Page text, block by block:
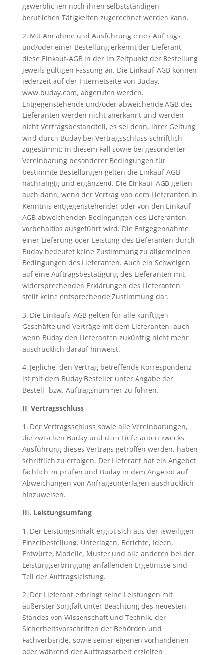
gewerblichen noch ihren selbstständigen
beruflichen Tätigkeiten zugerechnet werden kann.
2. Mit Annahme und Ausführung eines Auftrags
und/oder einer Bestellung erkennt der Lieferant
diese Einkauf-AGB in der im Zeitpunkt der Bestellung
jeweils gültigen Fassung an. Die Einkauf-AGB können
jederzeit auf der Internetseite von Buday,
www.buday.com, abgerufen werden.
Entgegenstehende und/oder abweichende AGB des
Lieferanten werden nicht anerkannt und werden
nicht Vertragsbestandteil, es sei denn, ihrer Geltung
wird durch Buday bei Vertragsschluss schriftlich
zugestimmt; in diesem Fall sowie bei gesonderter
Vereinbarung besonderer Bedingungen für
bestimmte Bestellungen gelten die Einkauf-AGB
nachrangig und ergänzend. Die Einkauf-AGB gelten
auch dann, wenn der Vertrag von dem Lieferanten in
Kenntnis entgegenstehender oder von den Einkauf-
AGB abweichenden Bedingungen des Lieferanten
vorbehaltlos ausgeführt wird. Die Entgegennahme
einer Lieferung oder Leistung des Lieferanten durch
Buday bedeutet keine Zustimmung zu allgemeinen
Bedingungen des Lieferanten. Auch ein Schweigen
auf eine Auftragsbestätigung des Lieferanten mit
widersprechenden Erklärungen des Lieferanten
stellt keine entsprechende Zustimmung dar.
3. Die Einkaufs-AGB gelten für alle künftigen
Geschäfte und Verträge mit dem Lieferanten, auch
wenn Buday den Lieferanten zukünftig nicht mehr
ausdrücklich darauf hinweist.
4. Jegliche, den Vertrag betreffende Korrespondenz
ist mit dem Buday Besteller unter Angabe der
Bestell- bzw. Auftragsnummer zu führen.
II. Vertragsschluss
1. Der Vertragsschluss sowie alle Vereinbarungen,
die zwischen Buday und dem Lieferanten zwecks
Ausführung dieses Vertrags getroffen werden, haben
schriftlich zu erfolgen. Der Lieferant hat ein Angebot
fachlich zu prüfen und Buday in dem Angebot auf
Abweichungen von Anfrageunterlagen ausdrücklich
hinzuweisen.
III. Leistungsumfang
1. Der Leistungsinhalt ergibt sich aus der jeweiligen
Einzelbestellung. Unterlagen, Berichte, Ideen,
Entwürfe, Modelle, Muster und alle anderen bei der
Leistungserbringung anfallenden Ergebnisse sind
Teil der Auftragsleistung.
2. Der Lieferant erbringt seine Leistungen mit
äußerster Sorgfalt unter Beachtung des neuesten
Standes von Wissenschaft und Technik, der
Sicherheitsvorschriften der Behörden und
Fachverbände, sowie seiner eigenen vorhandenen
oder während der Auftragsarbeit erzielten